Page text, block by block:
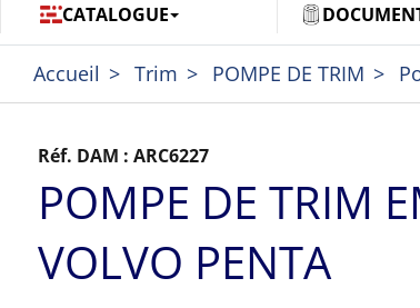
CATALOGUE
Accueil Trim POMPE DE TRIM
Réf. DAM :ARC6227
POMPE DE TRIM
VOLVO PENTA